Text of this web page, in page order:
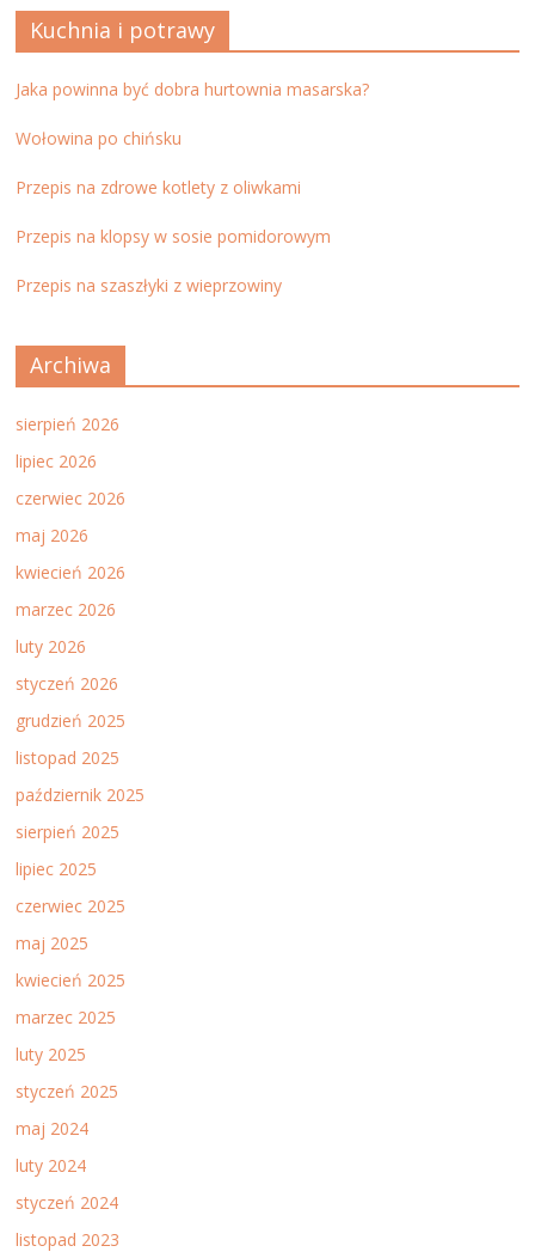
Kuchnia i potrawy
Jaka powinna być dobra hurtownia masarska?
Wołowina po chińsku
Przepis na zdrowe kotlety z oliwkami
Przepis na klopsy w sosie pomidorowym
Przepis na szaszłyki z wieprzowiny
Archiwa
sierpień 2026
lipiec 2026
czerwiec 2026
maj 2026
kwiecień 2026
marzec 2026
luty 2026
styczeń 2026
grudzień 2025
listopad 2025
październik 2025
sierpień 2025
lipiec 2025
czerwiec 2025
maj 2025
kwiecień 2025
marzec 2025
luty 2025
styczeń 2025
maj 2024
luty 2024
styczeń 2024
listopad 2023